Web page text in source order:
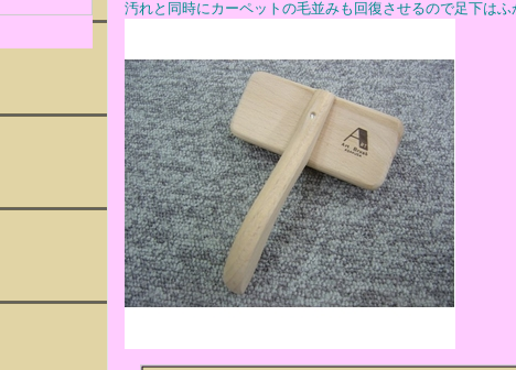
汚れと同時にカーペットの毛並みも回復させるので足下はふ